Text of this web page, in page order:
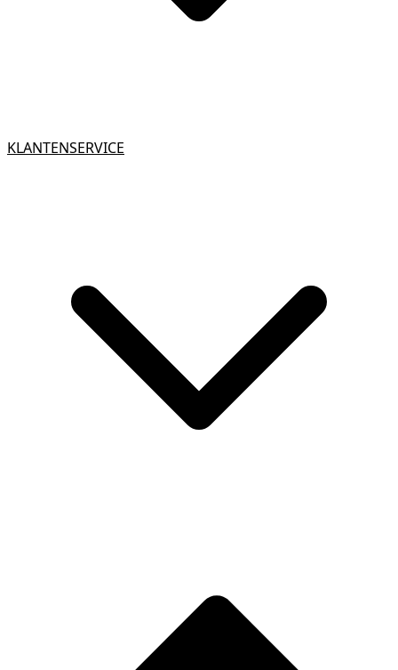
KLANTENSERVICE